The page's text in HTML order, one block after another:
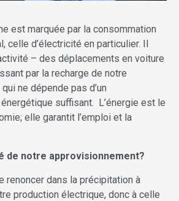
est marquée par la consommation
celle d’électricité en particulier. Il
– des déplacements en voiture
par la recharge de notre
ne dépende pas d’un
suffisant. L’énergie est le
elle garantit l’emploi et la
de notre approvisionnement?
renoncer dans la précipitation à
production électrique, donc à celle